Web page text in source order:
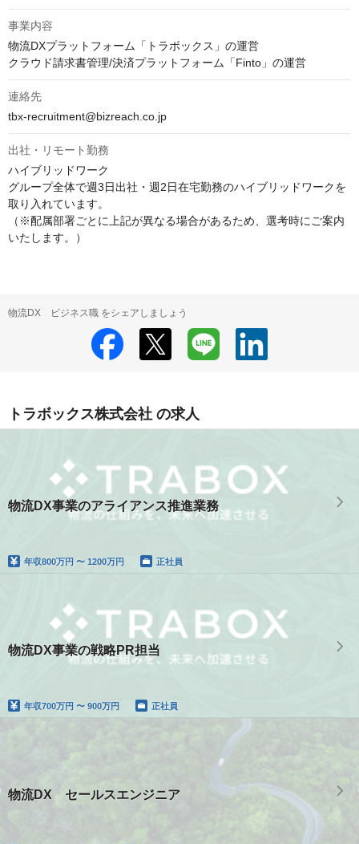
事業内容
物流DXプラットフォーム「トラボックス」の運営
クラウド請求書管理/決済プラットフォーム「Finto」の運営
連絡先
tbx-recruitment@bizreach.co.jp
出社・リモート勤務
ハイブリッドワーク
グループ全体で週3日出社・週2日在宅勤務のハイブリッドワークを
取り入れています。
（※配属部署ごとに上記が異なる場合があるため、選考時にご案内
いたします。）
物流DX ビジネス職 をシェアしましょう
トラボックス株式会社 の求人
物流DX事業のアライアンス推進業務
年収800万円 〜 1200万円 正社員
物流DX事業の戦略PR担当
年収700万円 〜 900万円 正社員
物流DX セールスエンジニア